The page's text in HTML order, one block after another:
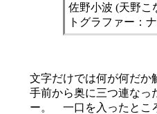
佐野小波 (天野こ
トグラファー：
文字だけでは何が何だか
手前から奥に三つ連なっ
ー。 一口を入ったとこ